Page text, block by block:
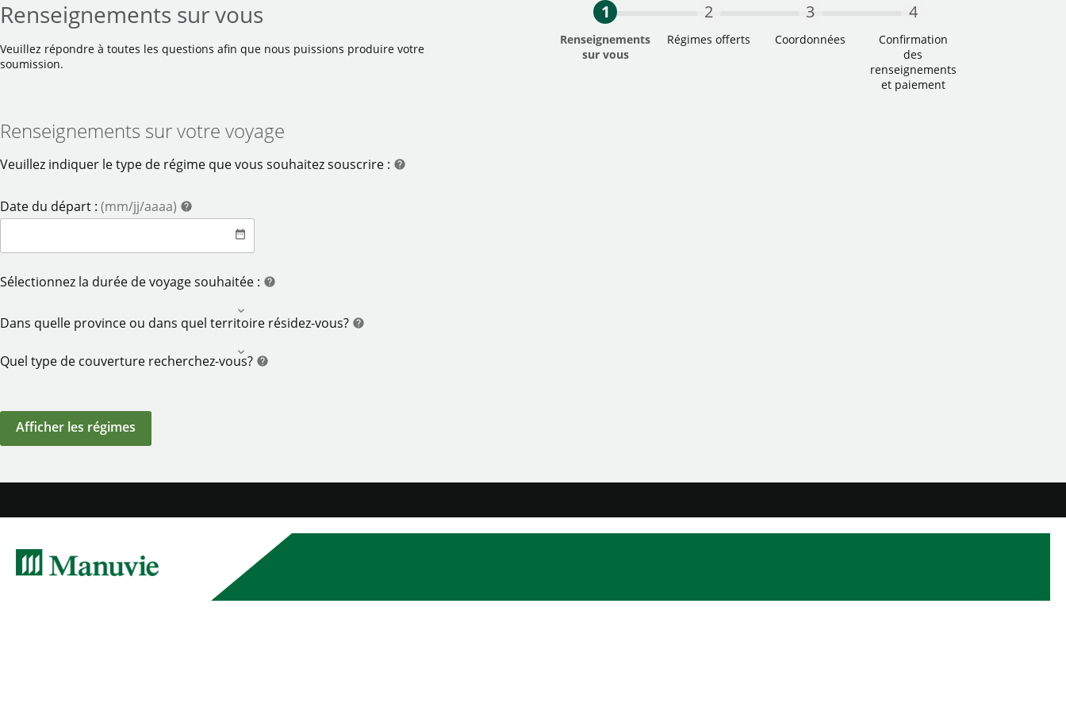
Renseignements sur vous
Veuillez répondre à toutes les questions afin que nous puissions produire votre
soumission.
1
Renseignements
sur vous
2
Régimes offerts
3
Coordonnées
Troisième étape
4
Confirmation
des
renseignements
et paiement
Renseignements sur votre voyage
Veuillez indiquer le type de régime que vous souhaitez souscrire : help
Date du départ : (mm/jj/aaaa) help
date_range
Sélectionnez la durée de voyage souhaitée : help
Dans quelle province ou dans quel territoire résidez-vous? help
Quel type de couverture recherchez-vous? help
Afficher les régimes